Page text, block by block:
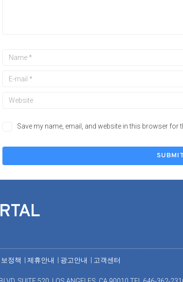
Save my name, email, and website in this browser for
정책 | 제휴안내 | 광고안내 고객센터